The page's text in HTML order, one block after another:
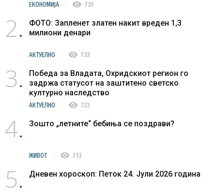
ЕКОНОМИЈА visibility 735
2
ФОТО: Запленет златен накит вреден 1,3
милиони денари
АКТУЕЛНО visibility 733
3
Победа за Владата, Охридскиот регион го
задржа статусот на заштитено светско
културно наследство
АКТУЕЛНО visibility 723
4 Зошто „летните“ бебиња се поздрави?
ЖИВОТ visibility 713
5 Дневен хороскоп: Петок 24. Јули 2026 година